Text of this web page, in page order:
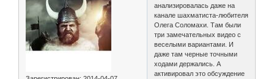
анализировалась даже на
канале шахматиста-любителя
Олега Соломахи. Там были
три замечательных видео с
веселыми вариантами. И
даже там черные точными
ходами держались. А
активировал это обсуждение